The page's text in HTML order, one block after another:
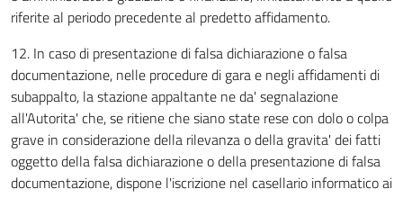
riferite al periodo precedente al predetto affidamento.
12. In caso di presentazione di falsa dichiarazione o falsa
documentazione, nelle procedure di gara e negli affidamenti di
subappalto, la stazione appaltante ne da' segnalazione
all'Autorita' che, se ritiene che siano state rese con dolo o colpa
grave in considerazione della rilevanza o della gravita' dei fatti
oggetto della falsa dichiarazione o della presentazione di falsa
documentazione, dispone l'iscrizione nel casellario informatico ai